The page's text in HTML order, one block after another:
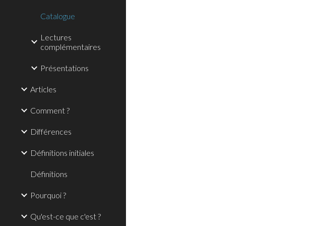
Catalogue
Lectures
complémentaires
Présentations
Articles
Comment ?
Différences
Définitions initiales
Définitions
Pourquoi ?
Qu'est-ce que c'est ?